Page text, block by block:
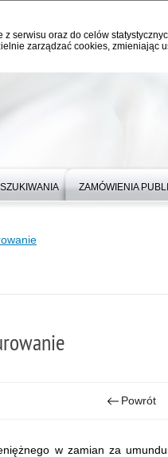
serwisu oraz do celów
zarządzać cookies, zmieniając
ZAMÓWIENIA
Powrót
w zamian za